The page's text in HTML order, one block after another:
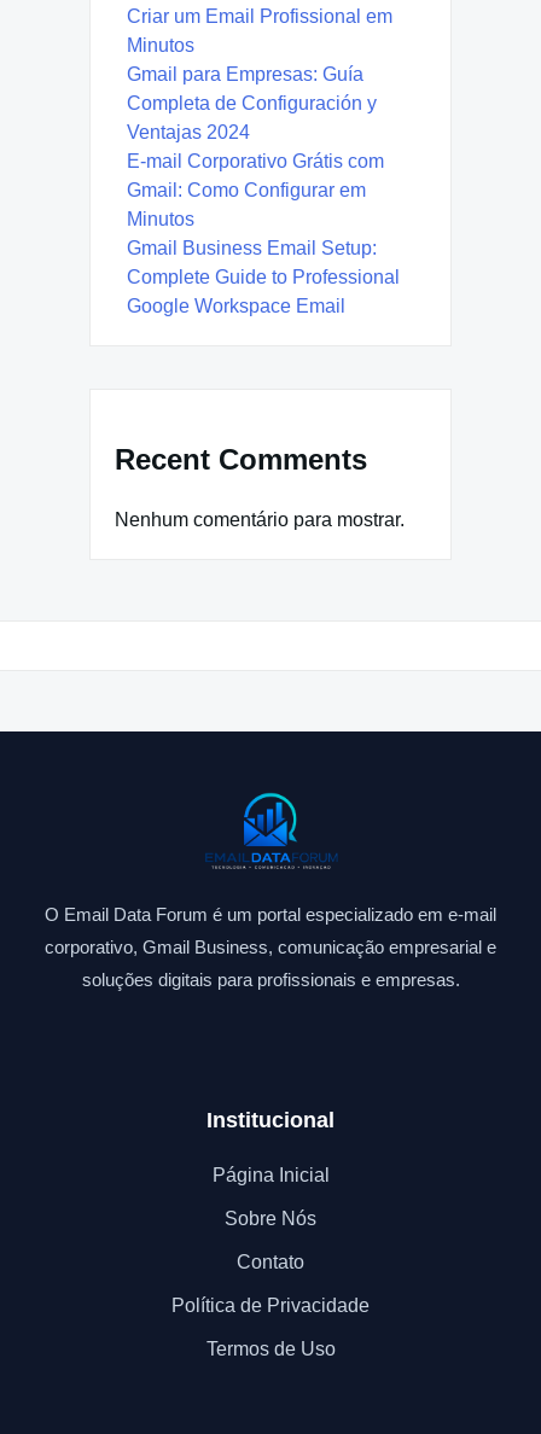
Criar um Email Profissional em
Minutos
Gmail para Empresas: Guía
Completa de Configuración y
Ventajas 2024
E-mail Corporativo Grátis com
Gmail: Como Configurar em
Minutos
Gmail Business Email Setup:
Complete Guide to Professional
Google Workspace Email
Recent Comments
Nenhum comentário para mostrar.
O Email Data Forum é um portal especializado em e-mail
corporativo, Gmail Business, comunicação empresarial e
soluções digitais para profissionais e empresas.
Institucional
Página Inicial
Sobre Nós
Contato
Política de Privacidade
Termos de Uso